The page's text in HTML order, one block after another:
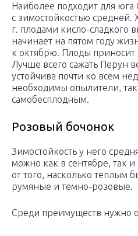
Наиболее подходит для юга
с зимостойкостью
г. плодами кисло-сладкого
начинает на пятом году
к октябрю. Плоды
Лучше всего сажать Перун
устойчива почти ко всем
необходимы опылители, так
самобесплодным.
Розовый бочонок
Зимостойкость у него
можно как в сентябре, так
от того, насколько теплым
румяные и темно-розовые.
Среди преимуществ нужно